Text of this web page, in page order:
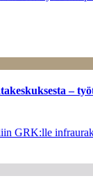
–
GRK:lle